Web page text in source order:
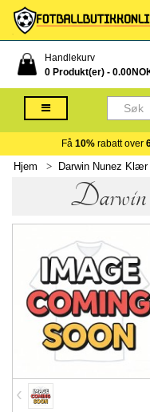
Handlekurv
0 Produkt(er) -
Få 10% rabatt over
Hjem Darwin Nunez Klær